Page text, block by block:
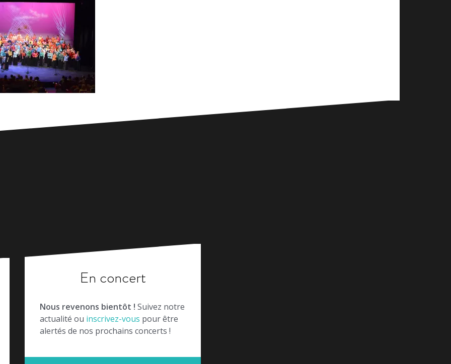
En concert
Nous revenons bientôt ! Suivez notre
actualité ou inscrivez-vous pour être
alertés de nos prochains concerts !